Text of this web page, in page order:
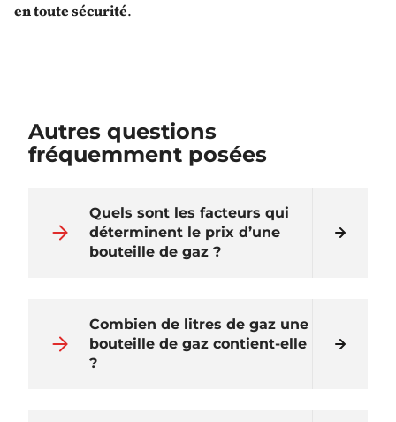
en toute sécurité.
Autres questions
fréquemment posées
Quels sont les facteurs qui
déterminent le prix d’une
bouteille de gaz ?
Combien de litres de gaz une
bouteille de gaz contient-elle
?